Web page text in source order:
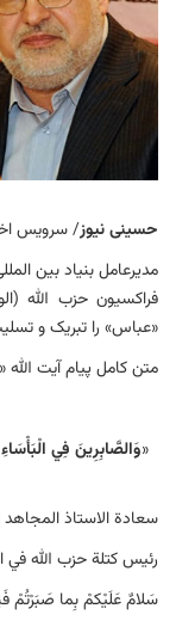
حسینی نیوز/ سرویس
مدیرعامل بنیاد بین
فراکسیون حزب الله
«عباس» را تبریک و
متن کامل پیام آیت الله «
«وَالصَّابِرِينَ فِي
سعادة الاستاذ المجاهد
رئیس كتلة حزب الله في
سَلامٌ عَلَيْكمْ بِما صَبَرْتُمْ